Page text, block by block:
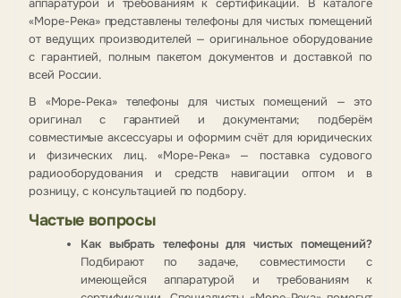
аппаратурой и требованиям к сертификации. В каталоге
«Море-Река» представлены телефоны для чистых помещений
от ведущих производителей — оригинальное оборудование
с гарантией, полным пакетом документов и доставкой по
всей России.
В «Море-Река» телефоны для чистых помещений — это
оригинал с гарантией и документами; подберём
совместимые аксессуары и оформим счёт для юридических
и физических лиц. «Море-Река» — поставка судового
радиооборудования и средств навигации оптом и в
розницу, с консультацией по подбору.
Частые вопросы
Как выбрать телефоны для чистых помещений?
Подбирают по задаче, совместимости с
имеющейся аппаратурой и требованиям к